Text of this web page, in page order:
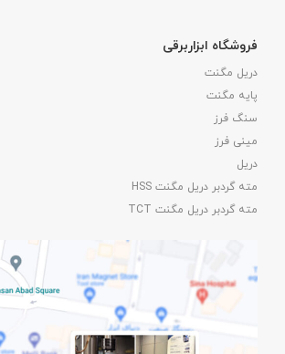
فروشگاه ابزاربرقی
دریل مگنت
پایه مگنت
سنگ فرز
مینی فرز
دریل
مته گردبر دریل مگنت HSS
مته گردبر دریل مگنت TCT